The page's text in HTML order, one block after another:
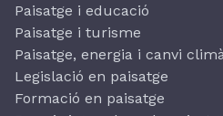
Paisatge i educació
Paisatge i turisme
Paisatge, energia i canvi
Legislació en paisatge
Formació en paisatge